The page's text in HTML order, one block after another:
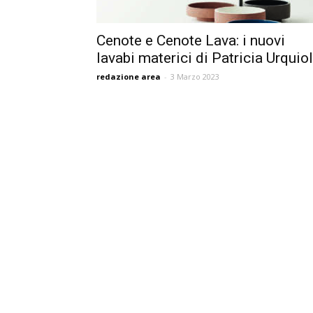
Cenote e Cenote Lava: i nuovi
lavabi materici di Patricia
redazione area - 3 Marzo 2023